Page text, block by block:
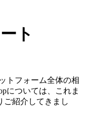
ト
トフォーム全体の相
については、これま
ご紹介してきまし